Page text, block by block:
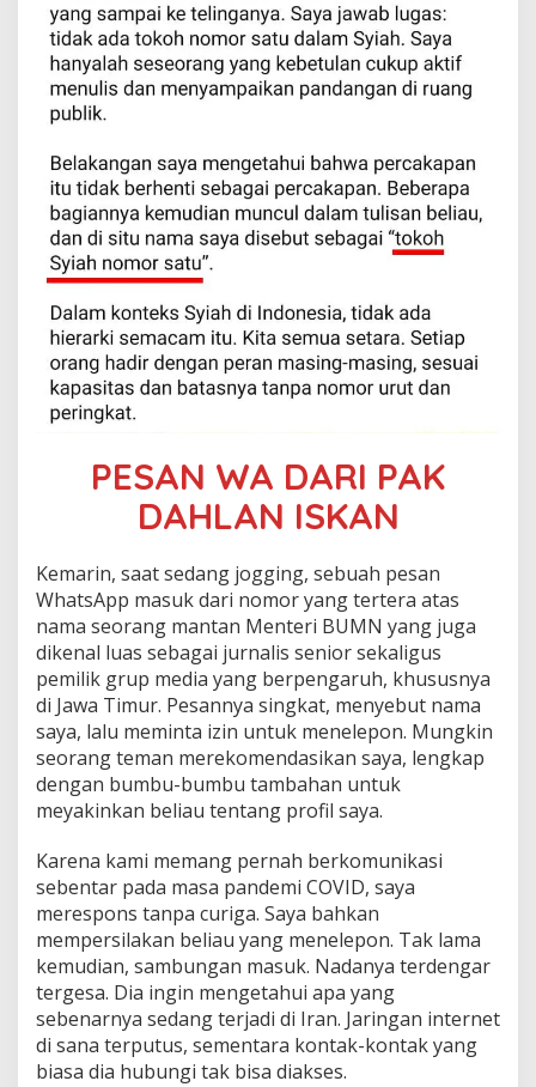
PESAN WA DARI PAK
DAHLAN ISKAN
Kemarin, saat sedang jogging, sebuah pesan
WhatsApp masuk dari nomor yang tertera atas
nama seorang mantan Menteri BUMN yang juga
dikenal luas sebagai jurnalis senior sekaligus
pemilik grup media yang berpengaruh, khususnya
di Jawa Timur. Pesannya singkat, menyebut nama
saya, lalu meminta izin untuk menelepon. Mungkin
seorang teman merekomendasikan saya, lengkap
dengan bumbu-bumbu tambahan untuk
meyakinkan beliau tentang profil saya.
Karena kami memang pernah berkomunikasi
sebentar pada masa pandemi COVID, saya
merespons tanpa curiga. Saya bahkan
mempersilakan beliau yang menelepon. Tak lama
kemudian, sambungan masuk. Nadanya terdengar
tergesa. Dia ingin mengetahui apa yang
sebenarnya sedang terjadi di Iran. Jaringan internet
di sana terputus, sementara kontak-kontak yang
biasa dia hubungi tak bisa diakses.